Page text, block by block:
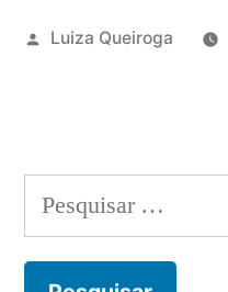
Publicado
Luiza Queiroga
Pesquisar
por: